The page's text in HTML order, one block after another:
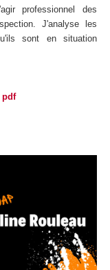
professionnel des
J'analyse les
sont en situation
pdf